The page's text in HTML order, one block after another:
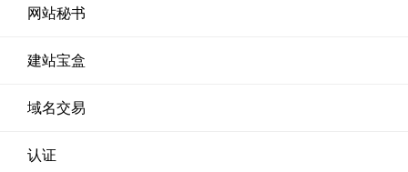
网站秘书
建站宝盒
域名交易
认证